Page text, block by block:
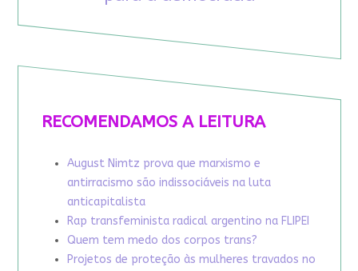
RECOMENDAMOS A LEITURA
August Nimtz prova que marxismo e
antirracismo são indissociáveis na luta
anticapitalista
Rap transfeminista radical argentino na FLIPEI
Quem tem medo dos corpos trans?
Projetos de proteção às mulheres travados no